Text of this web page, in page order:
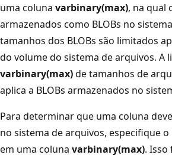
uma coluna varbinary(max), na qual
armazenados como BLOBs no
tamanhos dos BLOBs são limitados
do volume do sistema de arquivos. A
varbinary(max)de tamanhos de
aplica a BLOBs armazenados no
Para determinar que uma coluna
no sistema de arquivos, especifique o
em uma coluna varbinary(max). Isso